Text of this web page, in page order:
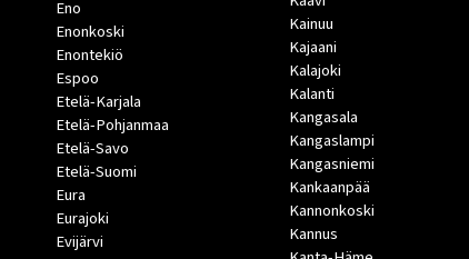
Eno
Enonkoski
Enontekiö
Espoo
Etelä-Karjala
Etelä-Pohjanmaa
Etelä-Savo
Etelä-Suomi
Eura
Eurajoki
Evijärvi
Kainuu
Kajaani
Kalajoki
Kalanti
Kangasala
Kangaslampi
Kangasniemi
Kankaanpää
Kannonkoski
Kannus